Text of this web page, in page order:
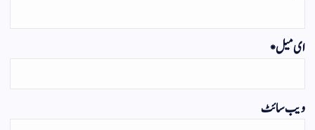
ای میل*
ویب‌ سائٹ